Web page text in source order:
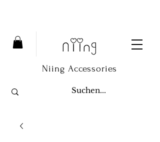
Niing Accessories